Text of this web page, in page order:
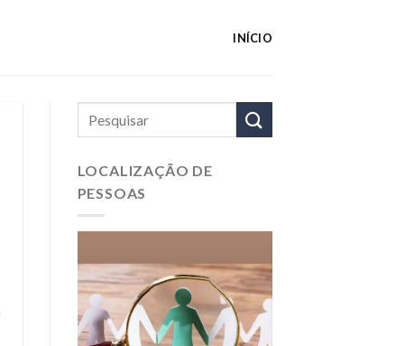
INÍCIO
LOCALIZAÇÃO DE
PESSOAS